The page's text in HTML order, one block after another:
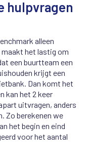
hulpvragen
alleen
maakt het lastig om
een buurtteam een
krijgt een
Dan komt het
kan het 2 keer
uitvragen, anders
Zo berekenen we
het begin en eind
voor het aantal